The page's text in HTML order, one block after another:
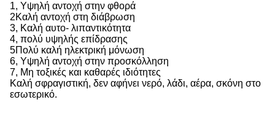
1, Υψηλή αντοχή στην φθορά
2Καλή αντοχή στη διάβρωση
3, Καλή αυτο- λιπαντικότητα
4, πολύ υψηλής επίδρασης
5Πολύ καλή ηλεκτρική μόνωση
6, Υψηλή αντοχή στην προσκόλληση
7, Μη τοξικές και καθαρές ιδιότητες
Καλή σφραγιστική, δεν αφήνει νερό, λάδι, αέρα, σκόνη στο
εσωτερικό.